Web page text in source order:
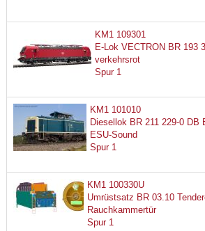
KM1 109301
E-Lok VECTRON BR 193
verkehrsrot
Spur 1
KM1 101010
Diesellok BR 211 229-0 DB
ESU-Sound
Spur 1
KM1 100330U
Umrüstsatz BR 03.10
Rauchkammertür
Spur 1